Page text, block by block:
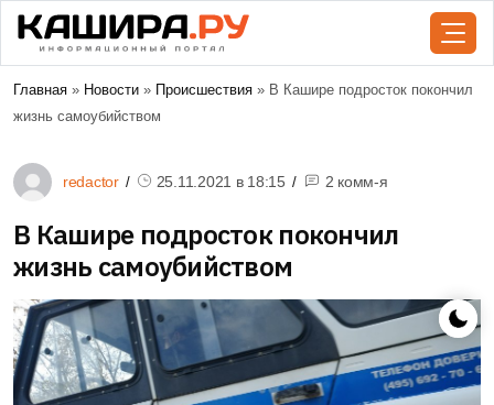
Главная » Новости » Происшествия » В Кашире подросток покончил
жизнь самоубийством
redactor 25.11.2021 в 18:15 2 комм-я
В Кашире подросток покончил
жизнь самоубийством